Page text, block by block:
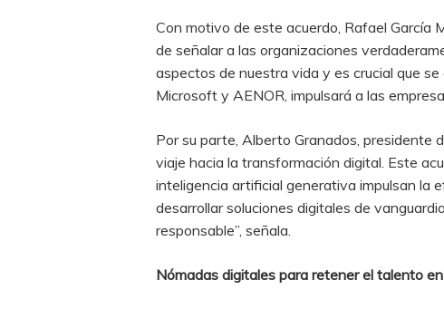
Con motivo de este acuerdo, Rafael García
de señalar a las organizaciones
aspectos de nuestra vida y es crucial que
Microsoft y AENOR, impulsará a las
Por su parte, Alberto Granados, presidente
viaje hacia la transformación digital. Este
inteligencia artificial generativa impulsan la
desarrollar soluciones digitales de
responsable”, señala.
Nómadas digitales para retener el talento